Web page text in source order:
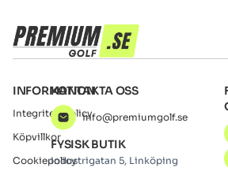
INFORMATION
Integritetspolicy
Köpvillkor
Cookiepolicy
KONTAKTA OSS
info@premiumgolf.se
FYSISK BUTIK
Industrigatan 5, Linköping